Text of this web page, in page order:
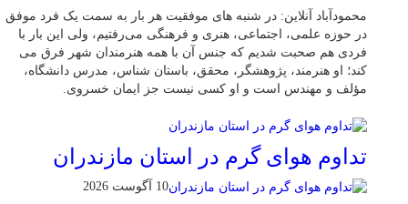
محمودآباد آنلاین: در شنبه های موفقیت هر بار به سمت یک فرد موفق
در حوزه علمی، اجتماعی، هنری و فرهنگی می‌رفتیم، ولی این بار با
فردی هم صحبت شدیم که جنس آن با همه هنرمندان شهر فرق می
کند؛ او هنرمند، پژوهشگر، محقق، باستان شناس، مدرس دانشگاه،
مؤلف و مهندس است و او کسی نیست جز ایمان خسروی.
تداوم هوای گرم در استان مازندران
10 آگوست 2026